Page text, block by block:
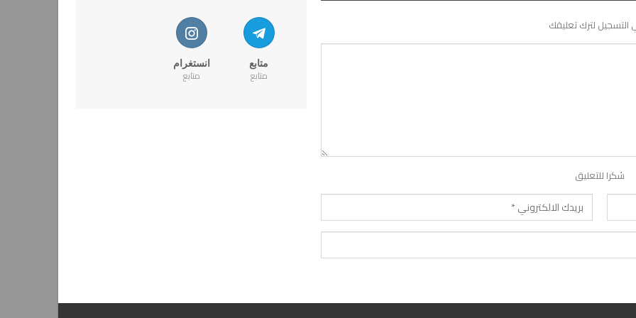
التسجيل لترك تعليقك
شكرا للتعليق
متابع
متابع
انستغرام
متابع